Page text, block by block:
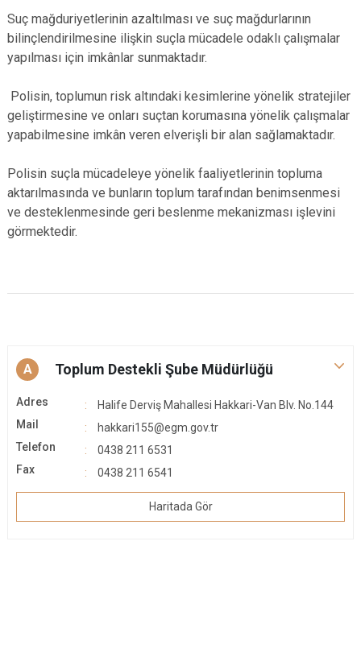
Suç mağduriyetlerinin azaltılması ve suç mağdurlarının
bilinçlendirilmesine ilişkin suçla mücadele odaklı çalışmalar
yapılması için imkânlar sunmaktadır.
Polisin, toplumun risk altındaki kesimlerine yönelik stratejiler
geliştirmesine ve onları suçtan korumasına yönelik çalışmalar
yapabilmesine imkân veren elverişli bir alan sağlamaktadır.
Polisin suçla mücadeleye yönelik faaliyetlerinin topluma
aktarılmasında ve bunların toplum tarafından benimsenmesi
ve desteklenmesinde geri beslenme mekanizması işlevini
görmektedir.
A Toplum Destekli Şube Müdürlüğü
Adres
Halife Derviş Mahallesi Hakkari-Van Blv. No.144
Mail
hakkari155@egm.gov.tr
Telefon
0438 211 6531
Fax
0438 211 6541
Haritada Gör